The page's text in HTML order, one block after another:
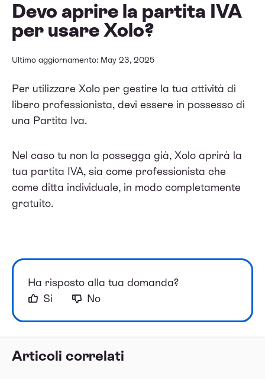
Articoli correlati
Devo aprire la partita IVA
per usare Xolo?
Ultimo aggiornamento: May 23, 2025
Per utilizzare Xolo per gestire la tua attività di
libero professionista, devi essere in possesso di
una Partita Iva.
Nel caso tu non la possegga già, Xolo aprirà la
tua partita IVA, sia come professionista che
come ditta individuale, in modo completamente
gratuito.
Ha risposto alla tua domanda?
Si
No